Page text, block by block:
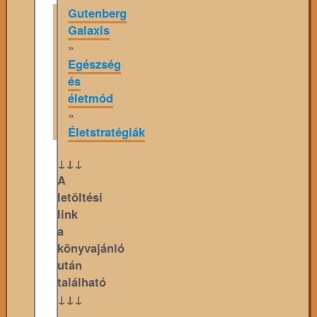
Gutenberg
Galaxis
»
Egészség
és
életmód
»
Életstratégiák
↓↓↓
A
letöltési
link
a
könyvajánló
után
található
↓↓↓